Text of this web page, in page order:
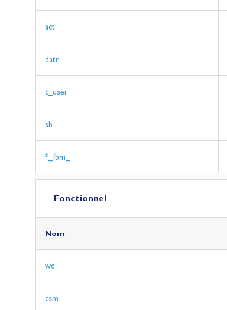
act
datr
c_user
sb
*_fbm_
Fonctionnel
Nom
wd
Nom
csm
Nom